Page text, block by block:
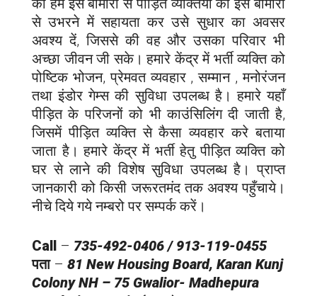
की हम इस बीमारी से पीड़ित व्यक्तियों को इस बीमारी
से उभरने में सहायता कर उसे सुधार का अवसर
अवश्य दें, जिससे की वह और उसका परिवार भी
अच्छा जीवन जी सके। हमारे केंद्र में भर्ती व्यक्ति को
पोष्टिक भोजन, प्रेमवत व्यवहार , सम्मान , मनोरंजन
तथा इंडोर गेम्स की सुविधा उपलब्ध है। हमारे यहाँ
पीड़ित के परिजनों को भी काउंसिलिंग दी जाती है,
जिसमें पीड़ित व्यक्ति से कैसा व्यवहार करे बताया
जाता है। हमारे केंद्र में भर्ती हेतु पीड़ित व्यक्ति को
घर से लाने की विशेष सुविधा उपलब्ध है। प्राप्त
जानकारी को किसी जरूरतमंद तक अवश्य पहुँचाये।
नीचे दिये गये नम्बरो पर सम्पर्क करें।
Call – 735-492-0406 / 913-119-0455
पता– 81 New Housing Board, Karan Kunj
Colony NH – 75 Gwalior- Madhepura